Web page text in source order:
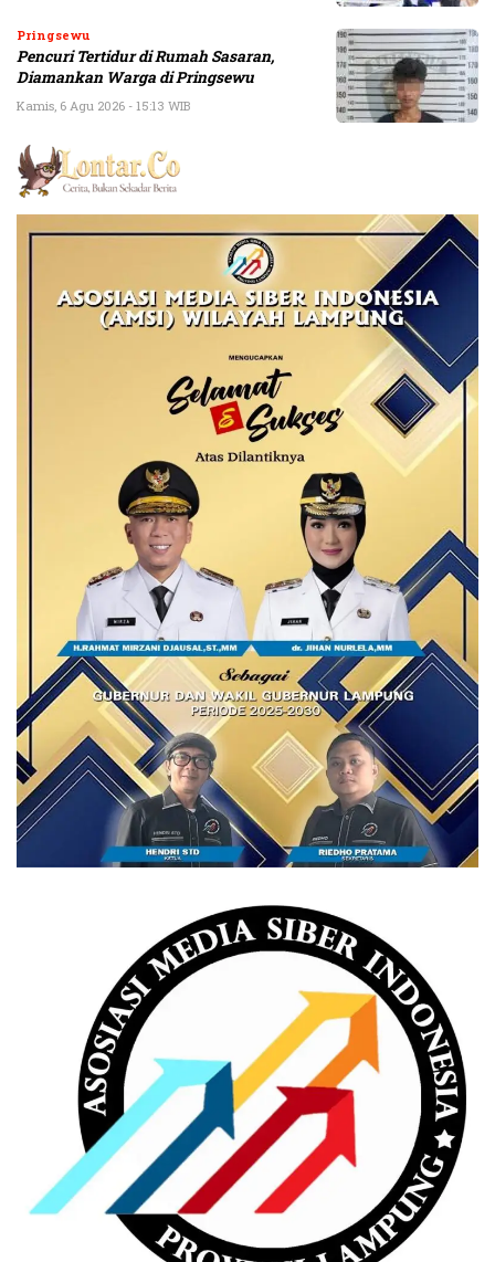
Pringsewu
Pencuri Tertidur di Rumah Sasaran,
Diamankan Warga di Pringsewu
Kamis, 6 Agu 2026 - 15:13 WIB